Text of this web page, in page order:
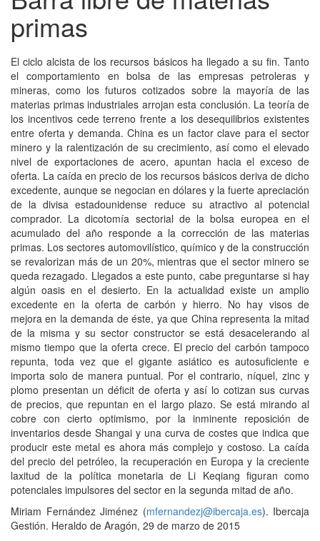
primas
El ciclo alcista de los recursos básicos ha llegado a su fin. Tanto
el comportamiento en bolsa de las empresas petroleras y
mineras, como los futuros cotizados sobre la mayoría de las
materias primas industriales arrojan esta conclusión. La teoría de
los incentivos cede terreno frente a los desequilibrios existentes
entre oferta y demanda. China es un factor clave para el sector
minero y la ralentización de su crecimiento, así como el elevado
nivel de exportaciones de acero, apuntan hacia el exceso de
oferta. La caída en precio de los recursos básicos deriva de dicho
excedente, aunque se negocian en dólares y la fuerte apreciación
de la divisa estadounidense reduce su atractivo al potencial
comprador. La dicotomía sectorial de la bolsa europea en el
acumulado del año responde a la corrección de las materias
primas. Los sectores automovilístico, químico y de la construcción
se revalorizan más de un 20%, mientras que el sector minero se
queda rezagado. Llegados a este punto, cabe preguntarse si hay
algún oasis en el desierto. En la actualidad existe un amplio
excedente en la oferta de carbón y hierro. No hay visos de
mejora en la demanda de éste, ya que China representa la mitad
de la misma y su sector constructor se está desacelerando al
mismo tiempo que la oferta crece. El precio del carbón tampoco
repunta, toda vez que el gigante asiático es autosuficiente e
importa solo de manera puntual. Por el contrario, níquel, zinc y
plomo presentan un déficit de oferta y así lo cotizan sus curvas
de precios, que repuntan en el largo plazo. Se está mirando al
cobre con cierto optimismo, por la inminente reposición de
inventarios desde Shangai y una curva de costes que indica que
producir este metal es ahora más complejo y costoso. La caída
del precio del petróleo, la recuperación en Europa y la creciente
laxitud de la política monetaria de Li Keqiang figuran como
potenciales impulsores del sector en la segunda mitad de año.
Miriam Fernández Jiménez (mfernandezj@ibercaja.es). Ibercaja
Gestión. Heraldo de Aragón, 29 de marzo de 2015